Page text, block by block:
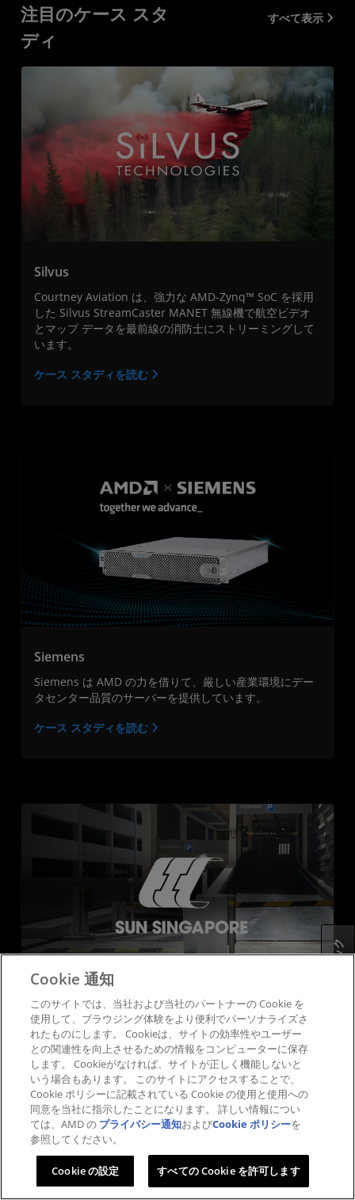
注目のケース スタ
ディ
すべて表示
Silvus
Courtney Aviation は、強力な AMD-Zynq™ SoC を採用
した Silvus StreamCaster MANET 無線機で航空ビデオ
とマップ データを最前線の消防士にストリーミングして
います。
ケース スタディを読む
Siemens
Siemens は AMD の力を借りて、厳しい産業環境にデー
タセンター品質のサーバーを提供しています。
ケース スタディを読む
Sun Singapore
AMD、PlanetSpark、Aupera は、Sun Singapore と共
に交通渋滞緩和を目的とした AI ベースの駐車システム向
けソリューションを開発します。
ケース スタディを読む
フィードバック
Cookie 通知
このサイトでは、当社および当社のパートナーの Cookie を
使用して、ブラウジング体験をより便利でパーソナライズさ
れたものにします。 Cookieは、サイトの効率性やユーザー
との関連性を向上させるための情報をコンピューターに保存
します。 Cookieがなければ、サイトが正しく機能しないと
いう場合もあります。 このサイトにアクセスすることで、
Cookie ポリシーに記載されている Cookie の使用と使用への
同意を当社に指示したことになります。 詳しい情報につい
ては、AMD の プライバシー通知およびCookie ポリシーを
参照してください。
Cookie の設定 すべての Cookie を許可します